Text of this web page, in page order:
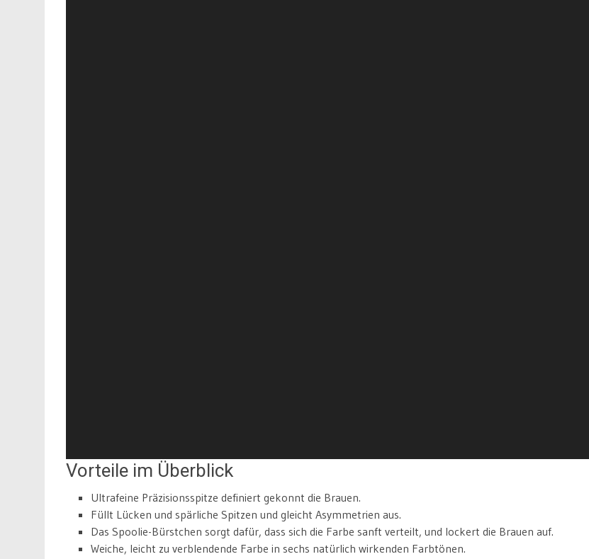
Vorteile im Überblick
Ultrafeine Präzisionsspitze definiert gekonnt die Brauen.
Füllt Lücken und spärliche Spitzen und gleicht Asymmetrien aus.
Das Spoolie-Bürstchen sorgt dafür, dass sich die Farbe sanft verteilt, und lockert die Brauen auf.
Weiche, leicht zu verblendende Farbe in sechs natürlich wirkenden Farbtönen.